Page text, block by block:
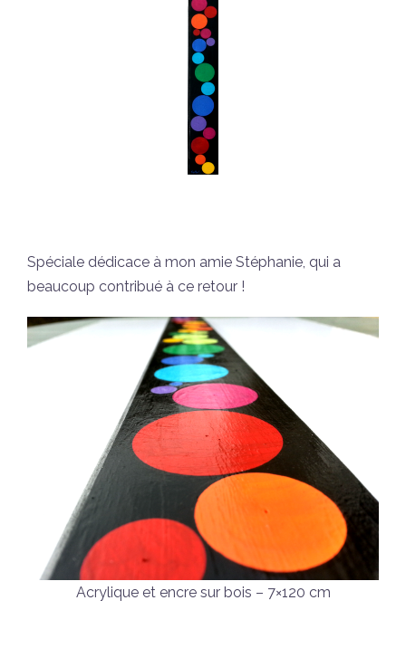
Spéciale dédicace à mon amie Stéphanie, qui a
beaucoup contribué à ce retour !
Acrylique et encre sur bois – 7×120 cm